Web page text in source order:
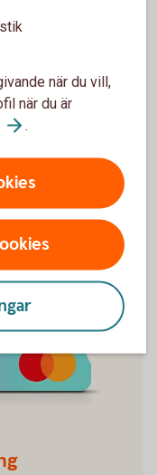
eller butik. Du
kortläsaren och
kortet som
när du vill,
när du är
.